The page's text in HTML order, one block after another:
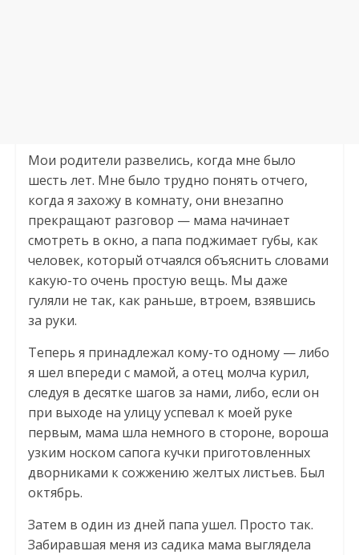
Мои родители развелись, когда мне было
шесть лет. Мне было трудно понять отчего,
когда я захожу в комнату, они внезапно
прекращают разговор — мама начинает
смотреть в окно, а папа поджимает губы, как
человек, который отчаялся объяснить словами
какую-то очень простую вещь. Мы даже
гуляли не так, как раньше, втроем, взявшись
за руки.
Теперь я принадлежал кому-то одному — либо
я шел впереди с мамой, а отец молча курил,
следуя в десятке шагов за нами, либо, если он
при выходе на улицу успевал к моей руке
первым, мама шла немного в стороне, вороша
узким носком сапога кучки приготовленных
дворниками к сожжению желтых листьев. Был
октябрь.
Затем в один из дней папа ушел. Просто так.
Забиравшая меня из садика мама выглядела